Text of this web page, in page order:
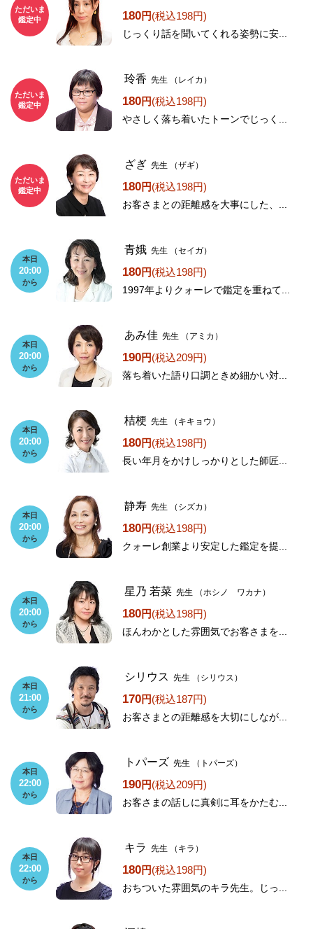
ただいま
鑑定中
180円(税込198円)
じっくり話を聞いてくれる姿勢に安...
ただいま
鑑定中
玲香 先生 （レイカ）
180円(税込198円)
やさしく落ち着いたトーンでじっく...
ただいま
鑑定中
ざぎ 先生 （ザギ）
180円(税込198円)
お客さまとの距離感を大事にした、...
本日
20:00
から
青娥 先生 （セイガ）
180円(税込198円)
1997年よりクォーレで鑑定を重ねて...
本日
20:00
から
あみ佳 先生 （アミカ）
190円(税込209円)
落ち着いた語り口調ときめ細かい対...
本日
20:00
から
桔梗 先生 （キキョウ）
180円(税込198円)
長い年月をかけしっかりとした師匠...
本日
20:00
から
静寿 先生 （シズカ）
180円(税込198円)
クォーレ創業より安定した鑑定を提...
本日
20:00
から
星乃 若菜 先生 （ホシノ ワカナ）
180円(税込198円)
ほんわかとした雰囲気でお客さまを...
本日
21:00
から
シリウス 先生 （シリウス）
170円(税込187円)
お客さまとの距離感を大切にしなが...
本日
22:00
から
トパーズ 先生 （トパーズ）
190円(税込209円)
お客さまの話しに真剣に耳をかたむ...
本日
22:00
から
キラ 先生 （キラ）
180円(税込198円)
おちついた雰囲気のキラ先生。じっ...